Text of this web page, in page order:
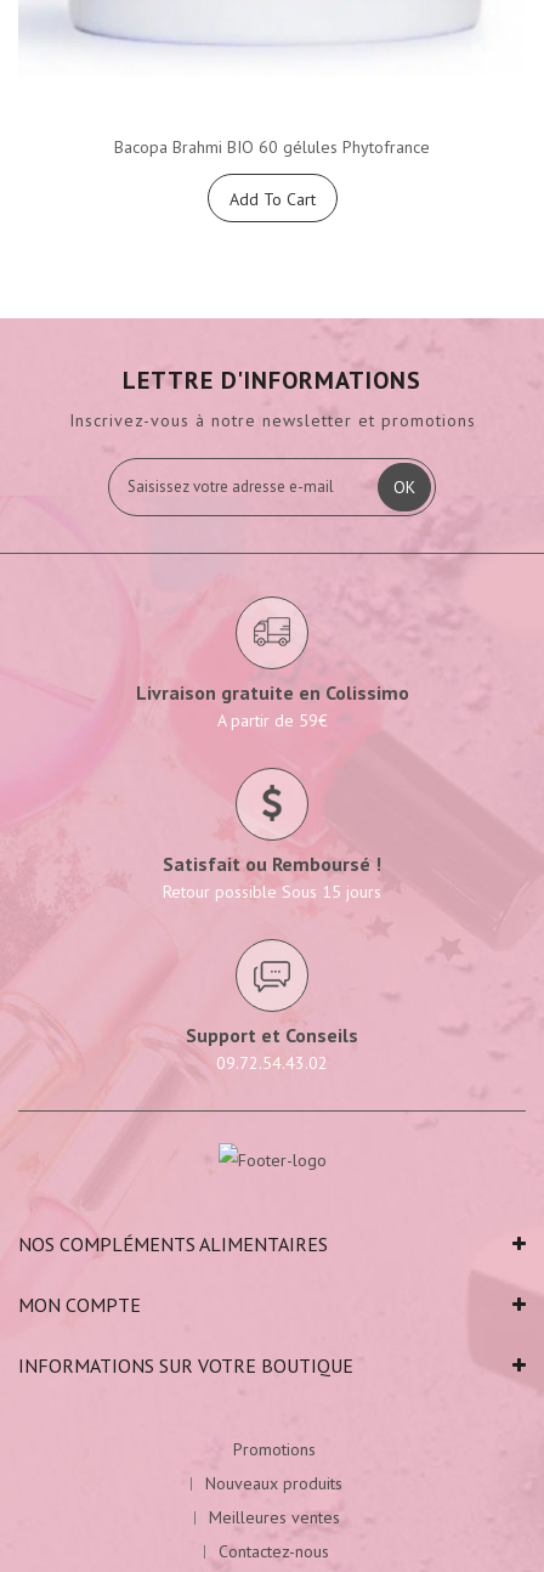
Bacopa Brahmi BIO 60 gélules Phytofrance
Add To Cart
LETTRE D'INFORMATIONS
Inscrivez-vous à notre newsletter et promotions
OK
Livraison gratuite en Colissimo
A partir de 59€
Satisfait ou Remboursé !
Retour possible Sous 15 jours
Support et Conseils
09.72.54.43.02
NOS COMPLÉMENTS ALIMENTAIRES
MON COMPTE
INFORMATIONS SUR VOTRE BOUTIQUE
Promotions
Nouveaux produits
Meilleures ventes
Contactez-nous